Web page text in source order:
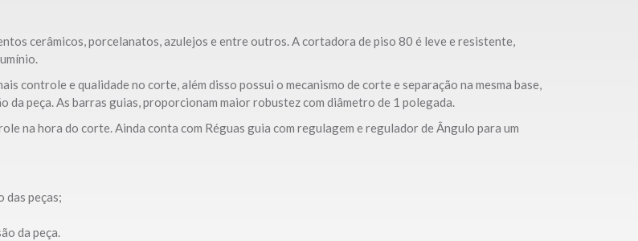
cerâmicos, porcelanatos, azulejos e entre outros. A cortadora de piso 80 é leve e resistente,
controle e qualidade no corte, além disso possui o mecanismo de corte e separação na mesma base,
peça. As barras guias, proporcionam maior robustez com diâmetro de 1 polegada.
na hora do corte. Ainda conta com Réguas guia com regulagem e regulador de Ângulo para um
das peças;
da peça.